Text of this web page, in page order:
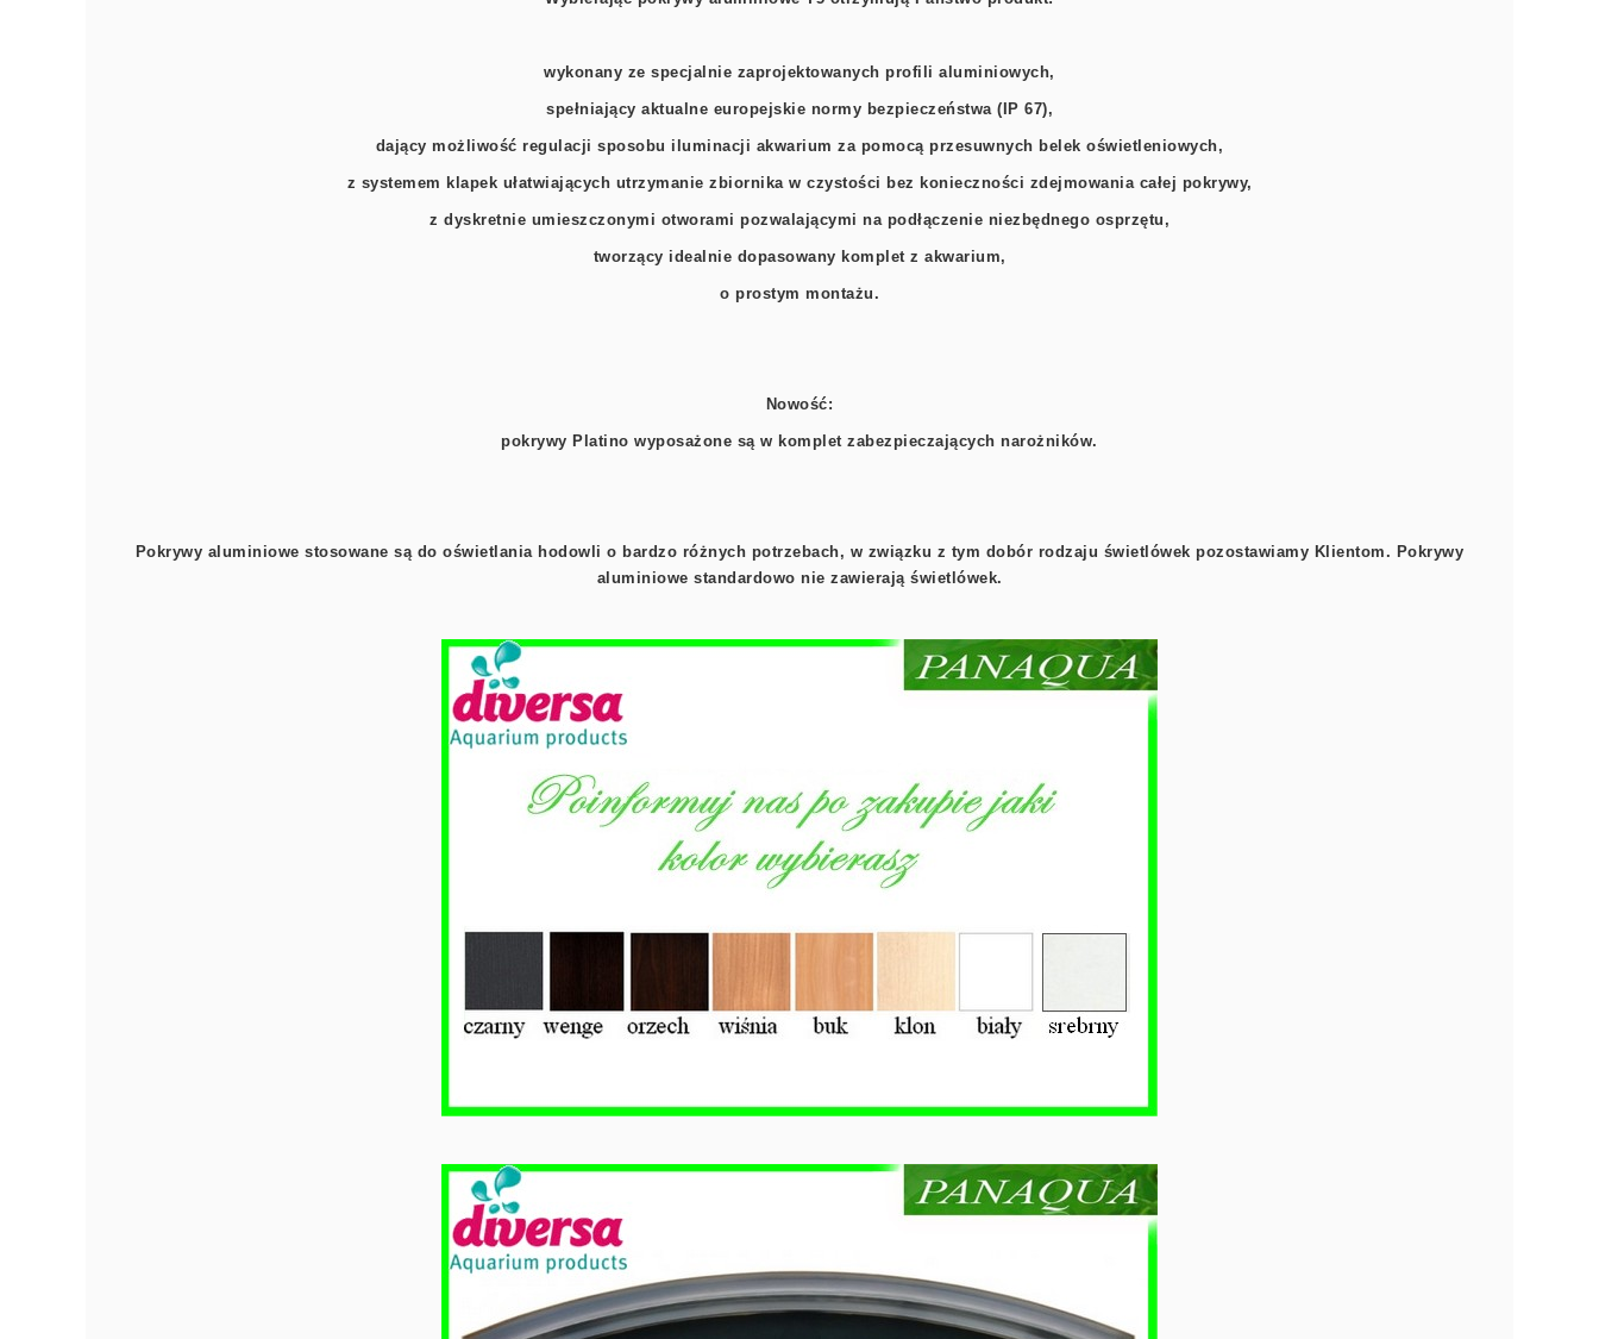
wykonany ze specjalnie zaprojektowanych profili aluminiowych,
spełniający aktualne europejskie normy bezpieczeństwa (IP 67),
dający możliwość regulacji sposobu iluminacji akwarium za pomocą przesuwnych belek oświetleniowych,
z systemem klapek ułatwiających utrzymanie zbiornika w czystości bez konieczności zdejmowania całej pokrywy,
z dyskretnie umieszczonymi otworami pozwalającymi na podłączenie niezbędnego osprzętu,
tworzący idealnie dopasowany komplet z akwarium,
o prostym montażu.
Nowość:
pokrywy Platino wyposażone są w komplet zabezpieczających narożników.
Pokrywy aluminiowe stosowane są do oświetlania hodowli o bardzo różnych potrzebach, w związku z tym dobór rodzaju świetlówek pozostawiamy Klientom. Pokrywy
aluminiowe standardowo nie zawierają świetlówek.